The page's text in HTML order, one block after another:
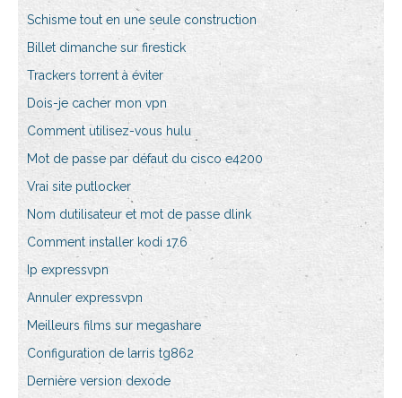
Schisme tout en une seule construction
Billet dimanche sur firestick
Trackers torrent à éviter
Dois-je cacher mon vpn
Comment utilisez-vous hulu
Mot de passe par défaut du cisco e4200
Vrai site putlocker
Nom dutilisateur et mot de passe dlink
Comment installer kodi 17.6
Ip expressvpn
Annuler expressvpn
Meilleurs films sur megashare
Configuration de larris tg862
Dernière version dexode